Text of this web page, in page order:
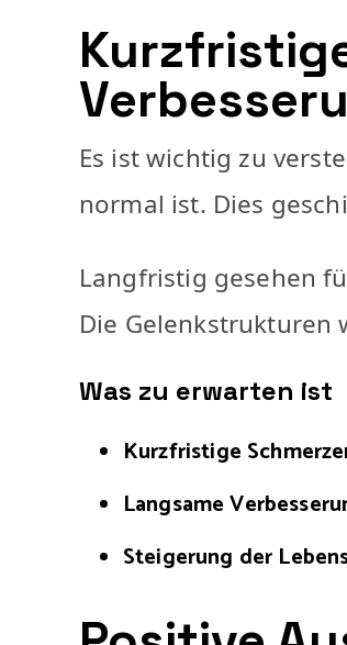
Es ist wichtig zu
normal ist. Dies
Langfristig gesehen
Die Gelenkstrukturen
Was zu erwarten ist
Kurzfristige
Langsame
Steigerung der